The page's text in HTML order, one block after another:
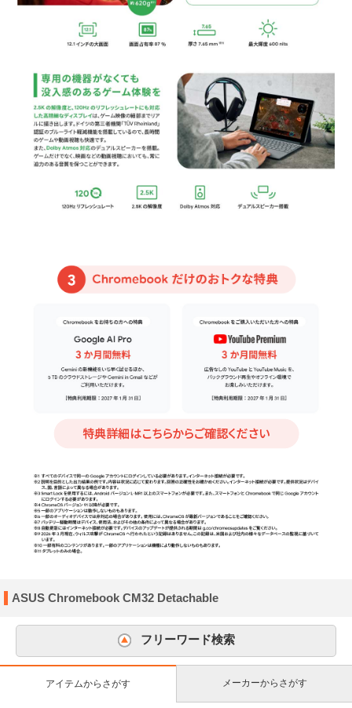
ASUS Chromebook CM32 Detachable
フリーワード検索
アイテムからさがす メーカーからさがす